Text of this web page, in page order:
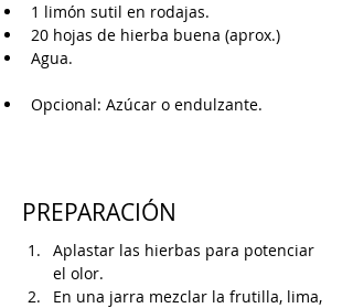
1 limón sutil en rodajas.
20 hojas de hierba buena (aprox.)
Agua.
Opcional: Azúcar o endulzante.
PREPARACIÓN
Aplastar las hierbas para potenciar
el olor.
En una jarra mezclar la frutilla, lima,